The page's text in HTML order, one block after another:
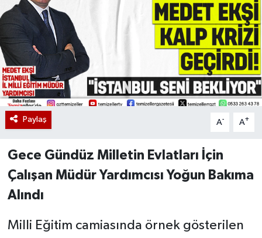
Paylaş A- A+
Gece Gündüz Milletin Evlatları İçin
Çalışan Müdür Yardımcısı Yoğun Bakıma
Alındı
Milli Eğitim camiasında örnek gösterilen